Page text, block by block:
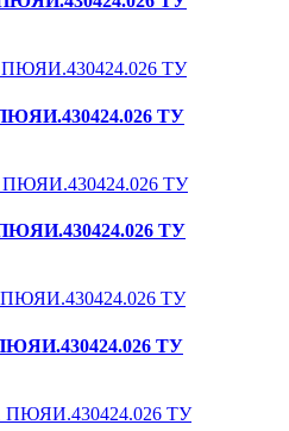
ТУ
ТУ
ТУ